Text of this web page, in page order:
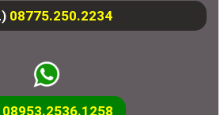
08775.250.2234
08953.2536.1258